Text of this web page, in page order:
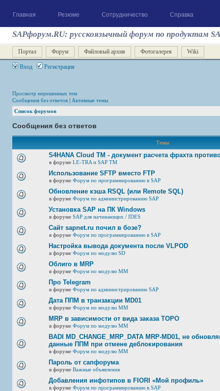
Главная Резюме Сотрудничество Справка
SAPфорум.RU: русскоязычный форум по продуктам
Портал Форум Файловый архив Фотогалерея Wiki
Вход Регистрация
Просмотр нерешенных тем
Сообщения без ответов | Активные темы
Список форумов
Сообщения без ответов
Темы
S4HANA Cloud TM - документ расчета фрахта
в форуме LE-TRA и SAP TM
Использование SFTP вместо FTP
в форуме Форум по программированию в SAP
Обновление кэша RSQL (или Remote SQL)
в форуме Форум по администрированию SAP
Установка SAP на ПК Windows
в форуме SAP для начинающих / IDES
Сайт sapnet.ru почил в бозе?
в форуме Форум по программированию в SAP
Настройка вывода документа после VLPOD
в форуме Форум по модулю SD
Облиго в MRP
в форуме Форум по модулю ММ
Про Telegram
в форуме Форум по администрированию SAP
Дата ППМ в транзакции MD01
в форуме Форум по модулю ММ
MRP в зависимости от вида заказа ТОРО
в форуме Форум по модулю ММ
BADI MD_CHANGE_MRP_DATA MRP-MD01, не
данные ППМ при отмене деблокирования
в форуме Форум по модулю ММ
Пароль от сапфорума
в форуме Важные объявления
Добавления инфотипов в FIORI «Мой профиль»
в форуме Форум по программированию в SAP